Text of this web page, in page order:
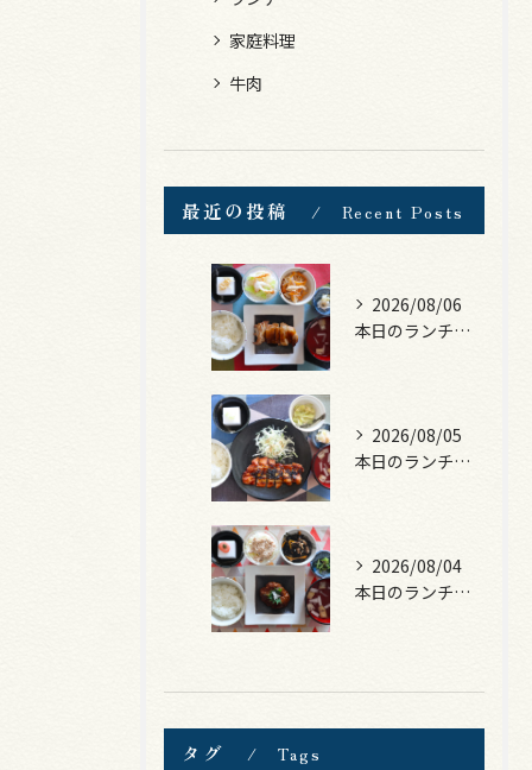
家庭料理
牛肉
最近の投稿 Recent Posts
2026/08/06
本日のランチは、照焼きチキン！
2026/08/05
本日のランチは、ロース豚カツ梅はさみ！
2026/08/04
本日のランチは、煮込みハンバーグ！
タグ Tags